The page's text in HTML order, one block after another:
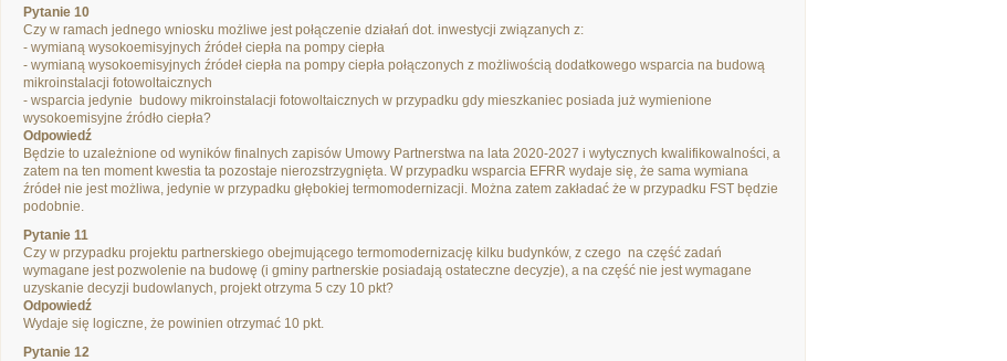
Pytanie 10
Czy w ramach jednego wniosku możliwe jest połączenie działań dot. inwestycji związanych z:
- wymianą wysokoemisyjnych źródeł ciepła na pompy ciepła
- wymianą wysokoemisyjnych źródeł ciepła na pompy ciepła połączonych z możliwością dodatkowego wsparcia na budową
mikroinstalacji fotowoltaicznych
- wsparcia jedynie budowy mikroinstalacji fotowoltaicznych w przypadku gdy mieszkaniec posiada już wymienione
wysokoemisyjne źródło ciepła?
Odpowiedź
Będzie to uzależnione od wyników finalnych zapisów Umowy Partnerstwa na lata 2020-2027 i wytycznych kwalifikowalności, a
zatem na ten moment kwestia ta pozostaje nierozstrzygnięta. W przypadku wsparcia EFRR wydaje się, że sama wymiana
źródeł nie jest możliwa, jedynie w przypadku głębokiej termomodernizacji. Można zatem zakładać że w przypadku FST będzie
podobnie.
Pytanie 11
Czy w przypadku projektu partnerskiego obejmującego termomodernizację kilku budynków, z czego na część zadań
wymagane jest pozwolenie na budowę (i gminy partnerskie posiadają ostateczne decyzje), a na część nie jest wymagane
uzyskanie decyzji budowlanych, projekt otrzyma 5 czy 10 pkt?
Odpowiedź
Wydaje się logiczne, że powinien otrzymać 10 pkt.
Pytanie 12